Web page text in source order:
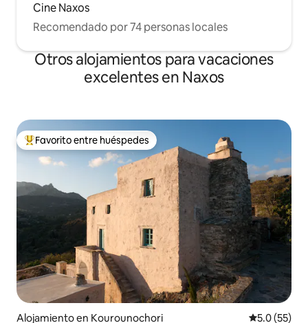
Cine Naxos
Recomendado por 74 personas locales
Otros alojamientos para vacaciones
excelentes en Naxos
Favorito entre huéspedes preferido
Favorito entre huéspedes
Alojamiento en Kourounochori Calificación
5.0 (55)